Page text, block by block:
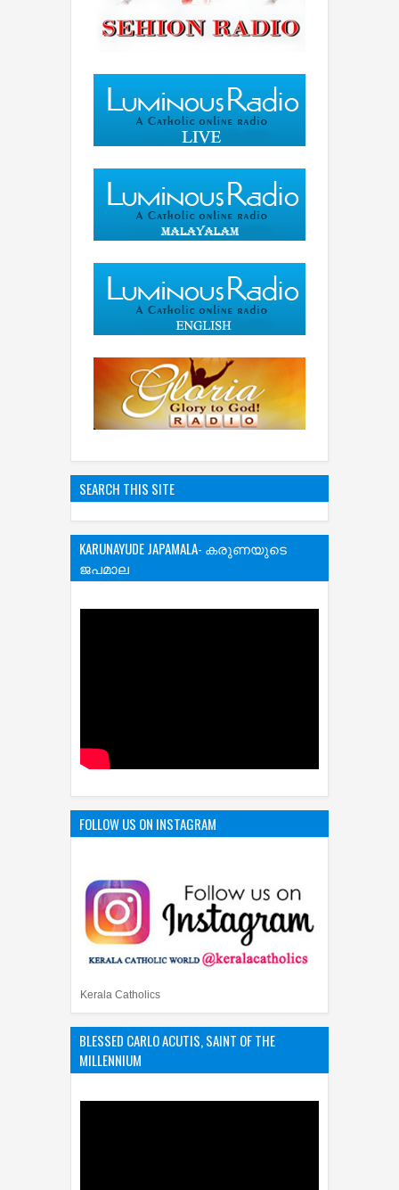
SEARCH THIS SITE
KARUNAYUDE JAPAMALA- കരുണയുടെ
ജപമാല
FOLLOW US ON INSTAGRAM
Kerala Catholics
BLESSED CARLO ACUTIS, SAINT OF THE
MILLENNIUM